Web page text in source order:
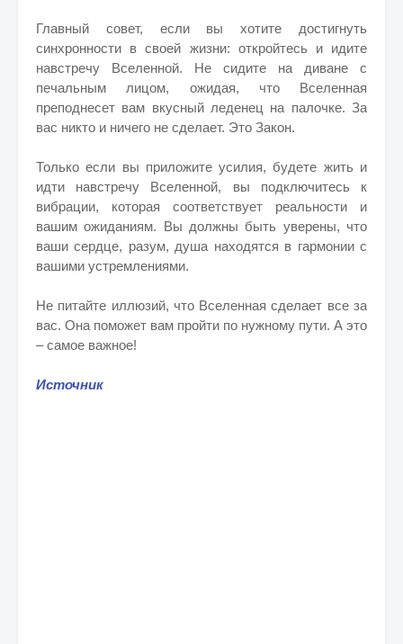
Главный совет, если вы хотите достигнуть
синхронности в своей жизни: откройтесь и идите
навстречу Вселенной. Не сидите на диване с
печальным лицом, ожидая, что Вселенная
преподнесет вам вкусный леденец на палочке. За
вас никто и ничего не сделает. Это Закон.
Только если вы приложите усилия, будете жить и
идти навстречу Вселенной, вы подключитесь к
вибрации, которая соответствует реальности и
вашим ожиданиям. Вы должны быть уверены, что
ваши сердце, разум, душа находятся в гармонии с
вашими устремлениями.
Не питайте иллюзий, что Вселенная сделает все за
вас. Она поможет вам пройти по нужному пути. А это
– самое важное!
Источник